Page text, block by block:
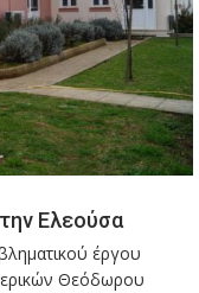
Ελεούσα
έργου
Θεόδωρου